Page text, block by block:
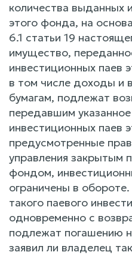
количества выданных
этого фонда, на
6.1 статьи 19
имущество,
инвестиционных паев
в том числе доходы и
бумагам, подлежат
передавшим
инвестиционных паев
предусмотренные
управления закрытым
фондом,
ограничены в
такого паевого
одновременно с
подлежат погашению
заявил ли владелец